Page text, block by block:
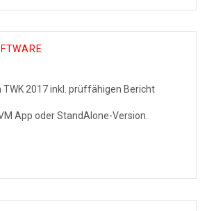
2017 inkl. prüffähigen Bericht
App oder StandAlone-Version.